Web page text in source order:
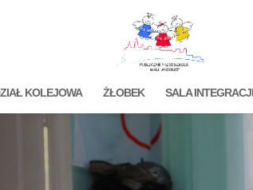
KOLEJOWA ŻŁOBEK SALA